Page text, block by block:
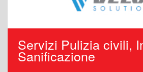
Servizi Pulizia civili,
Sanificazione